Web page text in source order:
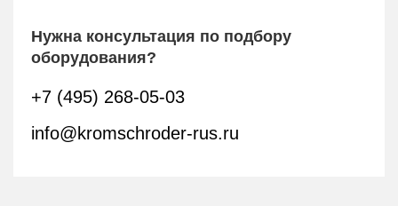
Нужна консультация по подбору
оборудования?
+7 (495) 268-05-03
info@kromschroder-rus.ru